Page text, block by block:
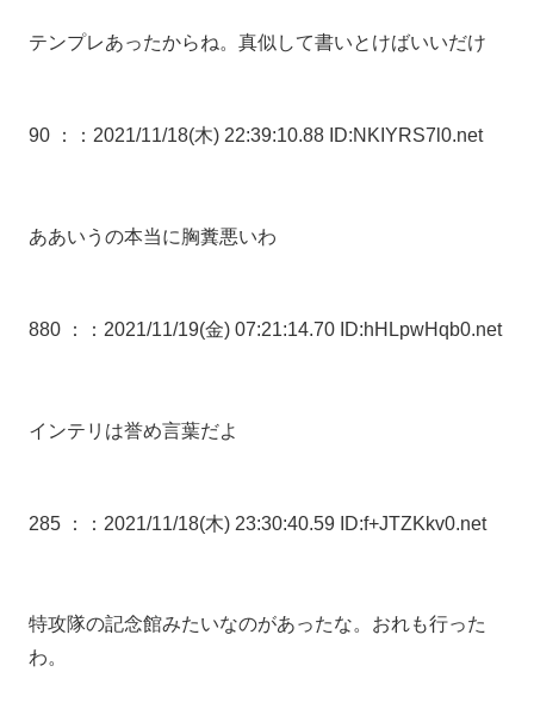
テンプレあったからね。真似して書いとけばいいだけ
90 ： ：2021/11/18(木) 22:39:10.88 ID:NKIYRS7l0.net
ああいうの本当に胸糞悪いわ
880 ： ：2021/11/19(金) 07:21:14.70 ID:hHLpwHqb0.net
インテリは誉め言葉だよ
285 ： ：2021/11/18(木) 23:30:40.59 ID:f+JTZKkv0.net
特攻隊の記念館みたいなのがあったな。おれも行った
わ。